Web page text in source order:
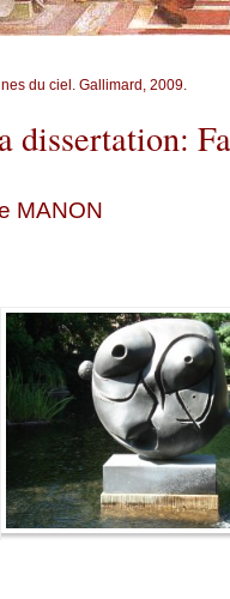
du ciel. Gallimard, 2009.
dissertation:
MANON